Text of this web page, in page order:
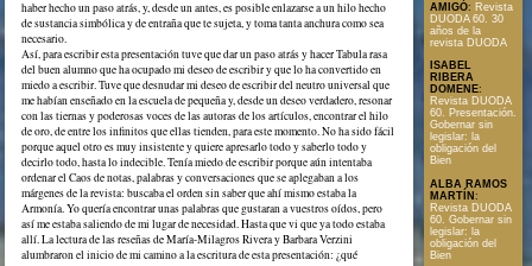
haber hecho un paso atrás, y, desde un antes, es posible enlazarse a un hilo hecho
de sustancia simbólica y de entraña que te sujeta, y toma tanta anchura como sea
necesario.
Así, para escribir esta presentación tuve que dar un paso atrás y hacer Tabula rasa
del buen alumno que ha ocupado mi deseo de escribir y que lo ha convertido en
miedo a escribir. Tuve que desnudar mi deseo de escribir del neutro universal que
me habían enseñado en la escuela de pequeña y, desde un deseo verdadero, resonar
con las tiernas y poderosas voces de las autoras de los artículos, encontrar el hilo
de oro, de entre los infinitos que ellas tienden, para este momento. No ha sido fácil
porque aquel otro es muy insistente y quiere apresarlo todo y saberlo todo y
decirlo todo, hasta lo indecible. Tenía miedo de escribir porque aún intentaba
ordenar el Caos de notas, palabras y conversaciones que se aplegaban a los
márgenes de la revista: buscaba el orden sin saber que ahí mismo estaba la
Armonía. Yo quería encontrar unas palabras que gustaran a vuestros oídos, pero
así me estaba saliendo de mi lugar de necesidad. Hasta que vi que ya todo estaba
allí. La lectura de las reseñas de María-Milagros Rivera y Barbara Verzini
alumbraron el inicio de mi camino a la escritura de esta presentación: ¿qué
AMIGÓ: Revista
DUODA 60. 30
años de la
revista DUODA
ISABEL
RIBERA
DOMENE:
Revista DUODA
60. Presentación.
Gobernar sin
legislar: la
obligación del
Bien
ALBA RAMOS
MARTÍN :
Revista DUODA
60. Gobernar sin
legislar: la
obligación del
Bien